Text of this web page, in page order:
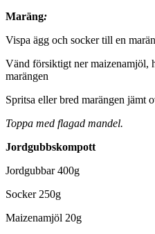
Maräng:
Vispa ägg och socker till en
Vänd försiktigt ner maizenamjöl,
marängen
Spritsa eller bred marängen jämt
Toppa med flagad mandel.
Jordgubbskompott
Jordgubbar 400g
Socker 250g
Maizenamjöl 20g